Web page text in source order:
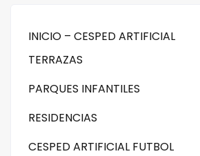
INICIO – CESPED ARTIFICIAL
TERRAZAS
PARQUES INFANTILES
RESIDENCIAS
CESPED ARTIFICIAL FUTBOL